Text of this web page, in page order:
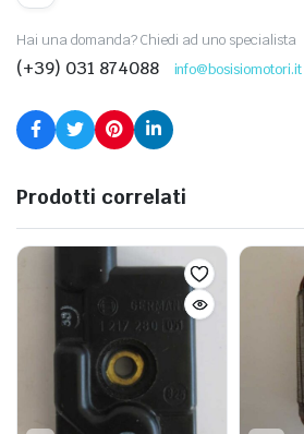
Hai una domanda? Chiedi ad uno specialista
(+39) 031 874088 info@bosisiomotori.it
Prodotti correlati